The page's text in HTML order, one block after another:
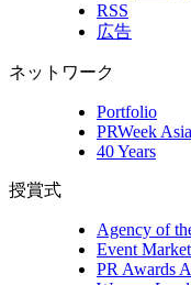
RSS
広告
ネットワーク
Portfolio
PRWeek Asia
40 Years
授賞式
Agency of
Event
PR Awards